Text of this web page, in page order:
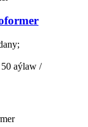
aýlaw /